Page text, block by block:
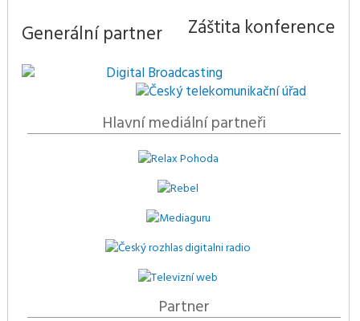
Záštita konference
Generální partner
Hlavní mediální partneři
Partner